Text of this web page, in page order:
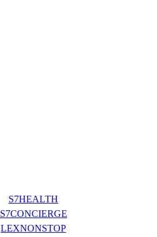
S7HEALTH
S7CONCIERGE
LEXNONSTOP